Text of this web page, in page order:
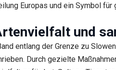
Europas und ein Symbol
und
entlang der Grenze zu
Durch gezielte